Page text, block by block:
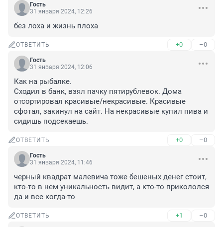
Гость
31 января 2024, 12:26
без лоха и жизнь плоха
ОТВЕТИТЬ +0 –0
Гость
31 января 2024, 12:06
Как на рыбалке.
Сходил в банк, взял пачку пятирублевок. Дома
отсортировал красивые/некрасивые. Красивые
сфотал, закинул на сайт. На некрасивые купил пива и
сидишь подсекаешь.
ОТВЕТИТЬ +0 –0
Гость
31 января 2024, 11:46
черный квадрат малевича тоже бешеных денег стоит,
кто-то в нем уникальность видит, а кто-то прикололся
да и все когда-то
ОТВЕТИТЬ +1 –0